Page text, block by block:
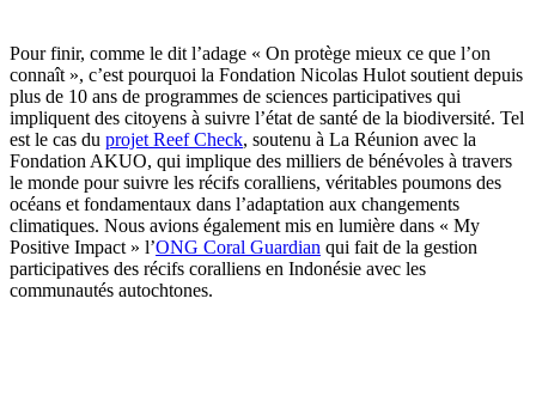
Pour finir, comme le dit l’adage « On protège mieux ce que l’on
connaît », c’est pourquoi la Fondation Nicolas Hulot soutient depuis
plus de 10 ans de programmes de sciences participatives qui
impliquent des citoyens à suivre l’état de santé de la biodiversité. Tel
est le cas du projet Reef Check, soutenu à La Réunion avec la
Fondation AKUO, qui implique des milliers de bénévoles à travers
le monde pour suivre les récifs coralliens, véritables poumons des
océans et fondamentaux dans l’adaptation aux changements
climatiques. Nous avions également mis en lumière dans « My
Positive Impact » l’ONG Coral Guardian qui fait de la gestion
participatives des récifs coralliens en Indonésie avec les
communautés autochtones.